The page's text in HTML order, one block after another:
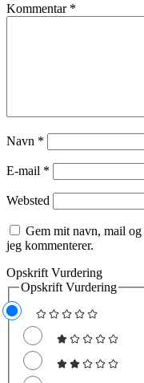
Kommentar *
Navn *
E-mail *
Websted
Gem mit navn, mail
jeg kommenterer.
Opskrift Vurdering
Opskrift Vurdering